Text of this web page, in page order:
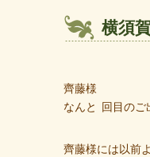
横須
齊藤様
なんと
回目のご
齊藤様には以前